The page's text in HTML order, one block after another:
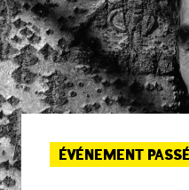
ÉVÉNEMENT PASSÉ